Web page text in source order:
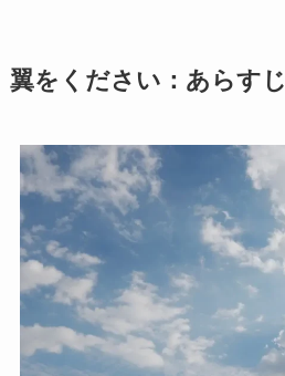
翼をください：あらすじ